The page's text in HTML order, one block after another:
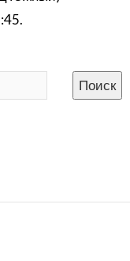
Искать:
Поиск